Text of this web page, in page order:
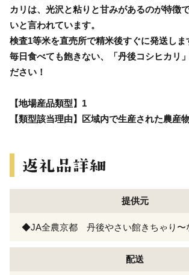
カリは、光沢と粘りと甘みがあるのが特徴
いと言われています。
検査1等米を直売所で精米後すぐに発送しま
毎日食べても飽きない、「丹後コシヒカリ
ださい！
【地場産品類型】1
【類型該当理由】区域内で生産された農産
提供元
◆JA全農京都 丹後やさい館きちゃり〜
配送